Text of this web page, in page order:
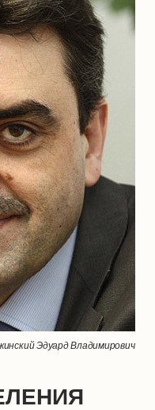
Эдуард Владимирович